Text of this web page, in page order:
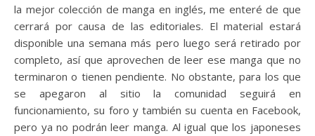
la mejor colección de manga en inglés, me enteré de que
cerrará por causa de las editoriales. El material estará
disponible una semana más pero luego será retirado por
completo, así que aprovechen de leer ese manga que no
terminaron o tienen pendiente. No obstante, para los que
se apegaron al sitio la comunidad seguirá en
funcionamiento, su foro y también su cuenta en Facebook,
pero ya no podrán leer manga. Al igual que los japoneses